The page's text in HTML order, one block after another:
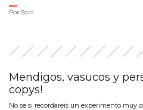
Por Sara
Mendigos, vasucos y
copys!
No se si recordaréis un experimento muy